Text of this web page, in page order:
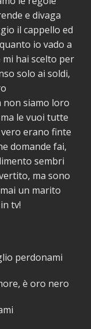
e divaga
il cappello ed
io vado a
mi hai scelto per
solo ai soldi,
non siamo loro
le vuoi tutte
erano finte
domande fai,
sembri
ma sono
un marito
tv!
perdonami
è oro nero